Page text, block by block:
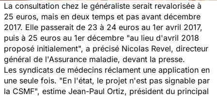
La consultation chez le généraliste serait revalorisée à
25 euros, mais en deux temps et pas avant décembre
2017. Elle passerait de 23 à 24 euros au 1er avril 2017,
puis à 25 euros au 1er décembre "au lieu d'avril 2018
proposé initialement", a précisé Nicolas Revel, directeur
général de l'Assurance maladie, devant la presse.
Les syndicats de médecins réclament une application en
une seule fois. "En l'état, le projet n'est pas signable par
la CSMF", estime Jean-Paul Ortiz, président du principal